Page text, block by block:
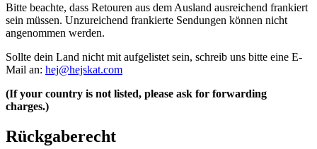
Bitte beachte, dass Retouren aus dem Ausland ausreichend frankiert
sein müssen. Unzureichend frankierte Sendungen können nicht
angenommen werden.
Sollte dein Land nicht mit aufgelistet sein, schreib uns bitte eine E-
Mail an: hej@hejskat.com
(If your country is not listed, please ask for forwarding
charges.)
Rückgaberecht